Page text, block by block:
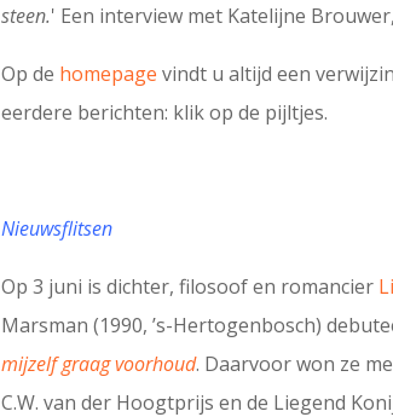
steen.' Een interview met Katelijne
Op de homepage vindt u altijd een
eerdere berichten: klik op de pijltjes.
Nieuwsflitsen
Op 3 juni is dichter, filosoof en romancier
Marsman (1990, ’s-Hertogenbosch)
mijzelf graag voorhoud. Daarvoor won ze
C.W. van der Hoogtprijs en de Liegend